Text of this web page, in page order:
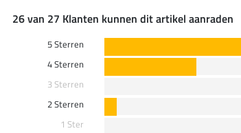
26 van 27 Klanten kunnen dit artikel aanraden
5 Sterren
4 Sterren
3 Sterren
2 Sterren
1 Ster